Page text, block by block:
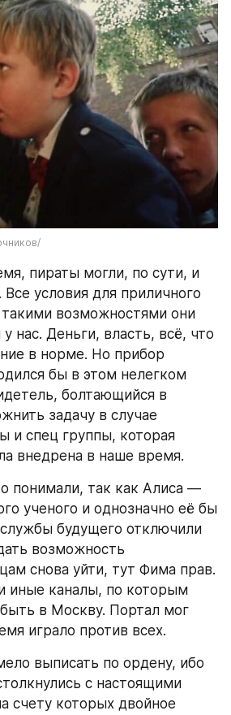
пираты могли, по сути, и
условия для приличного
возможностями они
нас. Деньги, власть, всё, что
в норме. Но прибор
бы в этом нелегком
болтающийся в
задачу в случае
и спец группы, которая
внедрена в наше время.
понимали, так как Алиса —
ученого и однозначно её бы
будущего отключили
возможность
снова уйти, тут Фима прав.
иные каналы, по которым
в Москву. Портал мог
играло против всех.
выписать по ордену, ибо
с настоящими
счету которых двойное